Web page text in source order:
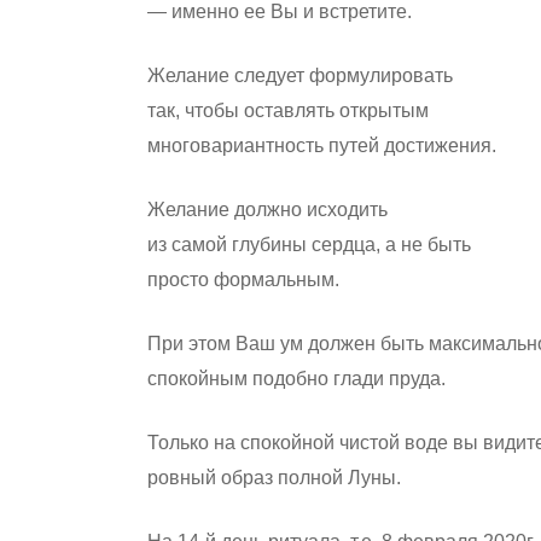
— именно ее Вы и встретите.
Желание следует формулировать
так, чтобы оставлять открытым
многовариантность путей достижения.
Желание должно исходить
из самой глубины сердца, а не быть
просто формальным.
При этом Ваш ум должен быть
спокойным подобно глади пруда.
Только на спокойной чистой воде вы
ровный образ полной Луны.